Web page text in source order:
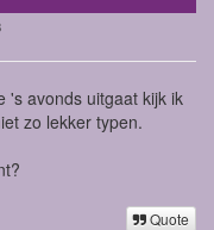
's avonds uitgaat kijk ik
zo lekker typen.
Quote